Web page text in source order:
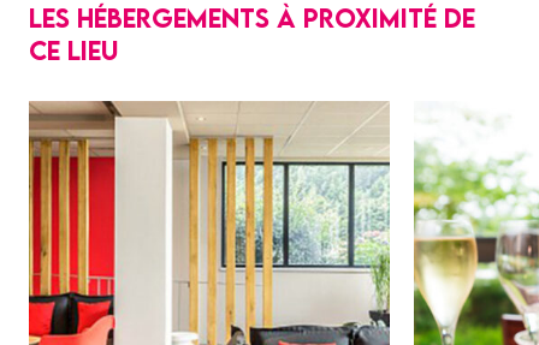
Les hébergements à proximité de
ce lieu